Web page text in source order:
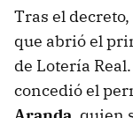
Tras el
que abrió el
de Lotería
concedió el